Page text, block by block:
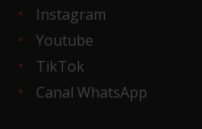
Instagram
Youtube
TikTok
Canal WhatsApp